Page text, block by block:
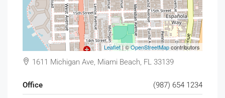
Leaflet| ©OpenStreetMapcontributors
1611 Michigan Ave, Miami Beach, FL 33139
Office
(987) 654 1234